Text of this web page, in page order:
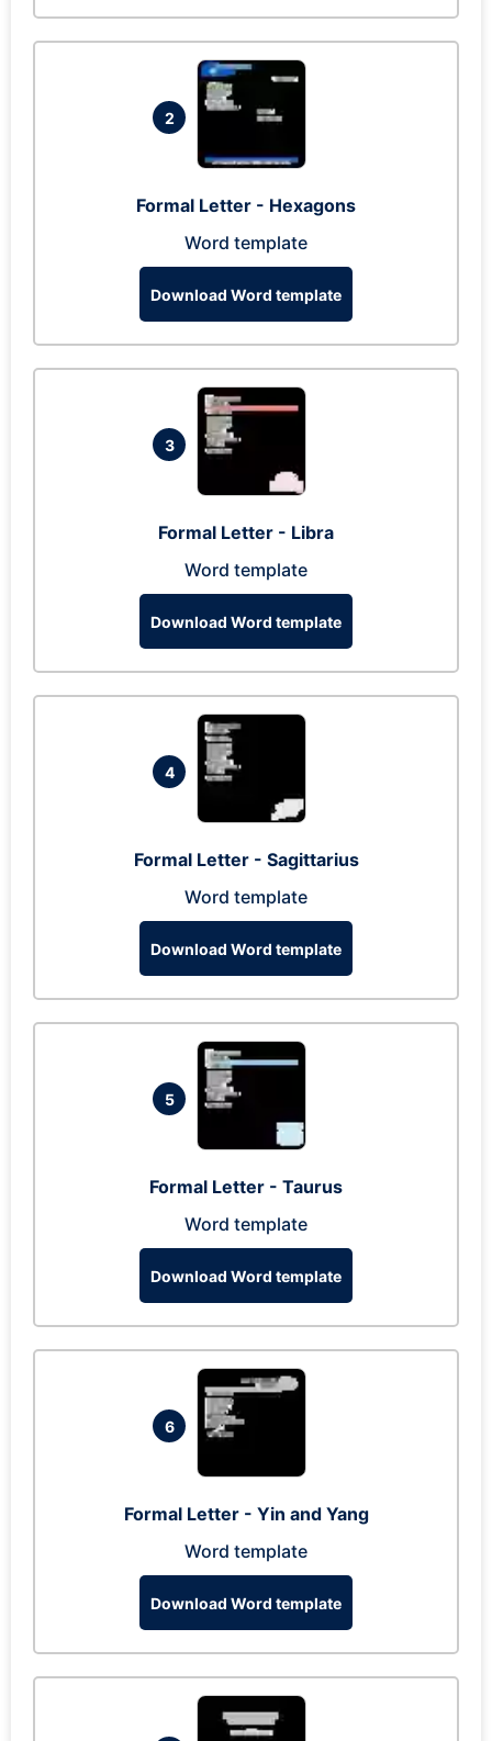
2
Formal Letter - Hexagons
Word template
Download Word template
3
Formal Letter - Libra
Word template
Download Word template
4
Formal Letter - Sagittarius
Word template
Download Word template
5
Formal Letter - Taurus
Word template
Download Word template
6
Formal Letter - Yin and Yang
Word template
Download Word template